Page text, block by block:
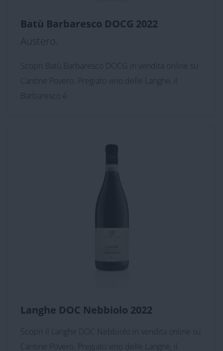
Batù Barbaresco DOCG 2022
Austero.
Scopri Batù Barbaresco DOCG in vendita online su
Cantine Povero. Pregiato vino delle Langhe, il
Barbaresco è
Langhe DOC Nebbiolo 2022
Scopri il Langhe DOC Nebbiolo in vendita online su
Cantine Povero. Pregiato vino delle Langhe, il